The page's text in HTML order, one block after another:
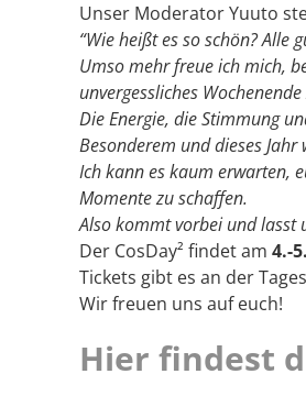
Unser Moderator Yuuto
“Wie heißt es so schön? Alle
Umso mehr freue ich mich,
unvergessliches
Die Energie, die Stimmung
Besonderem und dieses
Ich kann es kaum erwarten,
Momente zu schaffen.
Also kommt vorbei und lasst
Der CosDay² findet am 4.-
Tickets gibt es an der
Wir freuen uns auf euch!
Hier findest